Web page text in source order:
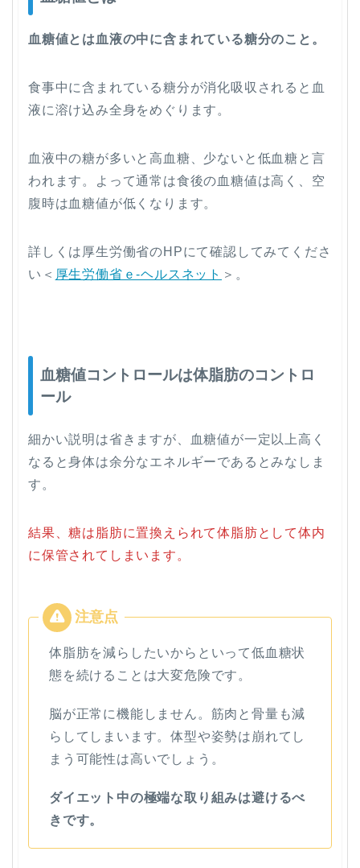
血糖値とは血液の中に含まれている糖分のこと。
食事中に含まれている糖分が消化吸収されると血
液に溶け込み全身をめぐります。
血液中の糖が多いと高血糖、少ないと低血糖と言
われます。よって通常は食後の血糖値は高く、空
腹時は血糖値が低くなります。
詳しくは厚生労働省のHPにて確認してみてくださ
い＜ 厚生労働省ｅ-ヘルスネット ＞。
血糖値コントロールは体脂肪のコントロ
ール
細かい説明は省きますが、血糖値が一定以上高く
なると身体は余分なエネルギーであるとみなしま
す。
結果、糖は脂肪に置換えられて体脂肪として体内
に保管されてしまいます。
体脂肪を減らしたいからといって低血糖状
態を続けることは大変危険です。
脳が正常に機能しません。筋肉と骨量も減
らしてしまいます。体型や姿勢は崩れてし
まう可能性は高いでしょう。
ダイエット中の極端な取り組みは避けるべ
きです。